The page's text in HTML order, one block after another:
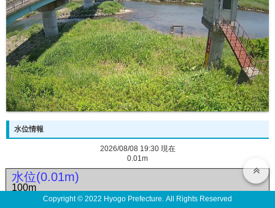
水位情報
2026/08/08 19:30 現在
0.01m
水位(0.01m)
100m
Copyright © 2022 Hyogo Prefecture. All Rights Reserved